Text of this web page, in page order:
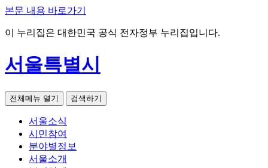
본문 내용 바로가기
이 누리집은 대한민국 공식 전자정부 누리집입니다.
서울특별시
전체메뉴 열기 검색하기
서울소식
시민참여
분야별정보
서울소개